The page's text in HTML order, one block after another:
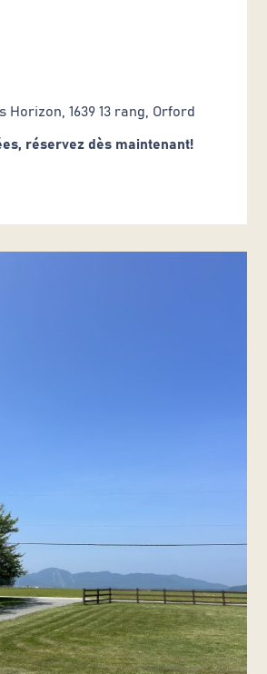
Horizon, 1639 13 rang, Orford
réservez dès maintenant!